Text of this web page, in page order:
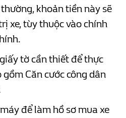
khoản tiền này sẽ
xe, tùy thuộc vào chính
tờ cần thiết để thực
Căn cước công dân
để làm hồ sơ mua xe